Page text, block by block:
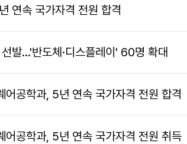
연속 국가자격 전원 합격
발…'반도체·디스플레이' 60명 확대
공학과, 5년 연속 국가자격 전원 합격
공학과, 5년 연속 국가자격 전원 취득